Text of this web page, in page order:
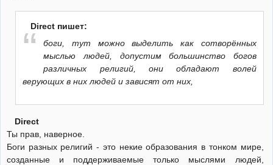
Direct пишет:
боги, тут можно выделить как сотворённых
мыслью людей, допустим большинство богов
различных религий, они обладают волей
верующих в них людей и зависят от них,
Direct
Ты прав, наверное.
Боги разных религий - это некие образования в тонком мире,
созданные и поддерживаемые только мыслями людей,